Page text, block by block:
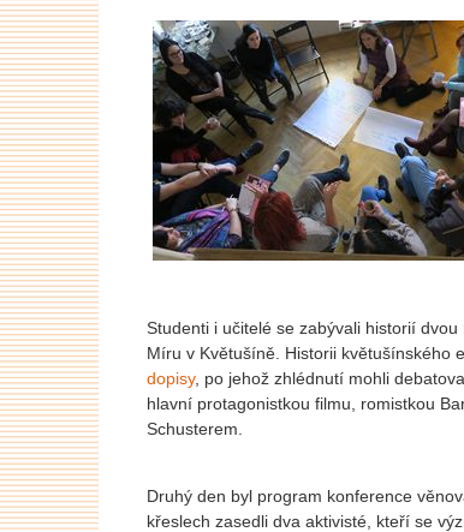
Studenti i učitelé se zabývali historií
Míru v Květušíně. Historii květušínského
dopisy, po jehož zhlédnutí mohli
hlavní protagonistkou filmu, romistkou
Schusterem.
Druhý den byl program konference
křeslech zasedli dva aktivisté, kteří se